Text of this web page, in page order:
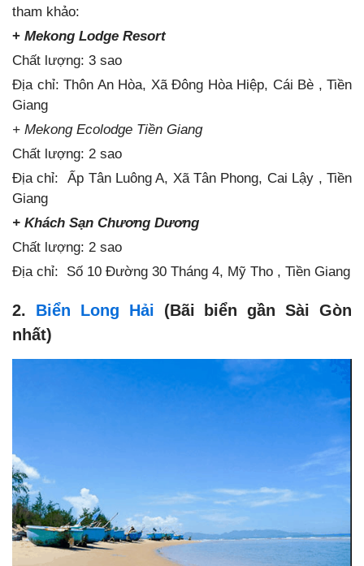
tham khảo:
+ Mekong Lodge Resort
Chất lượng: 3 sao
Địa chỉ: Thôn An Hòa, Xã Đông Hòa Hiệp, Cái Bè , Tiền
Giang
+ Mekong Ecolodge Tiền Giang
Chất lượng: 2 sao
Địa chỉ:Ấp Tân Luông A, Xã Tân Phong, Cai Lậy , Tiền
Giang
+ Khách Sạn Chương Dương
Chất lượng: 2 sao
Địa chỉ: Số 10 Đường 30 Tháng 4, Mỹ Tho , Tiền Giang
2. Biển Long Hải (Bãi biển gần Sài Gòn
nhất)